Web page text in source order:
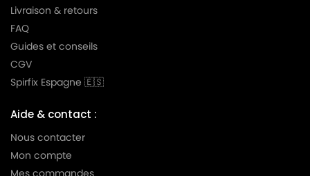
MIELE
MIELE AMBIENTE
MIELE
MIELE
MIELE
MIELE ANIVERSARIO
MIELE
MIELE ANNIVERSARY
MIELE
MIELE ANNIVERSARY 100
Livraison & retours
FAQ
Guides et conseils
CGV
Spirfix Espagne 🇪🇸
Aide & contact :
Nous contacter
Mon compte